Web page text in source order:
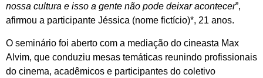
nossa cultura e isso a gente não pode deixar acontecer”,
afirmou a participante Jéssica (nome fictício)*, 21 anos.
O seminário foi aberto com a mediação do cineasta Max
Alvim, que conduziu mesas temáticas reunindo profissionais
do cinema, acadêmicos e participantes do coletivo